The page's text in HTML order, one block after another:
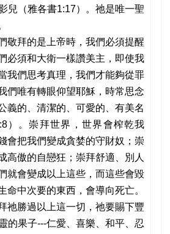
兒（雅各書1:17）。祂是唯一聖
敬拜的是上帝時，我們必須提醒
必須和大衛一樣讚美主，即使我
我們思考真理，我們才能夠從罪
們唯有轉眼仰望耶穌，時常思念
義的、清潔的、可愛的、有美名
）。崇拜世界，世界會榨乾我
會把我們變成貪婪的守財奴；崇
高傲的自戀狂；崇拜舒適、別人
就會變成以上這些，而這些會毀
命中次要的東西，會導向死亡。
祂勝過以上這一切，祂要賜下豐
的果子---仁愛、喜樂、和平、忍